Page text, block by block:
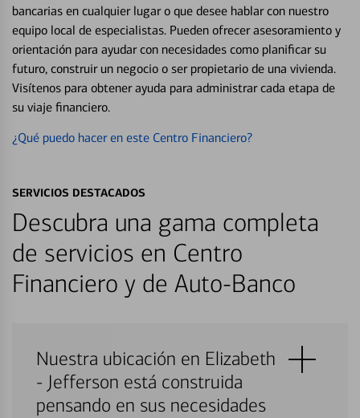
bancarias en cualquier lugar o que desee hablar con nuestro
equipo local de especialistas. Pueden ofrecer asesoramiento y
orientación para ayudar con necesidades como planificar su
futuro, construir un negocio o ser propietario de una vivienda.
Visítenos para obtener ayuda para administrar cada etapa de
su viaje financiero.
¿Qué puedo hacer en este Centro Financiero?
SERVICIOS DESTACADOS
Descubra una gama completa
de servicios en Centro
Financiero y de Auto-Banco
Nuestra ubicación en Elizabeth
- Jefferson está construida
pensando en sus necesidades